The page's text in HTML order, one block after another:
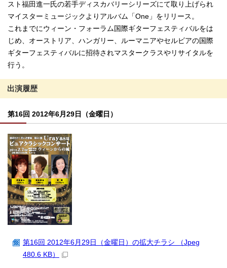
スト福田進一氏の若手ディスカバリーシリーズにて取り上げられ
マイスターミュージックよりアルバム「One」をリリース。
これまでにウィーン・フォーラム国際ギターフェスティバルをは
じめ、オーストリア、ハンガリー、ルーマニアやセルビアの国際
ギターフェスティバルに招待されマスタークラスやリサイタルを
行う。
出演履歴
第16回 2012年6月29日（金曜日）
第16回 2012年6月29日（金曜日）の拡大チラシ （Jpeg
480.6 KB）